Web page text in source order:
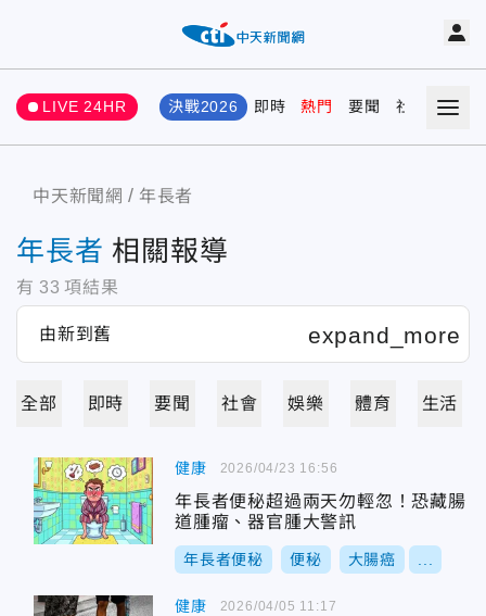
LIVE 24HR 決戰2026 即時 熱門 要聞 社會 娛樂
中天新聞網 年長者
年長者 相關報導
有 33 項結果
全部 即時 要聞 社會 娛樂 體育 生活
健康
年長者便秘超過兩天勿輕忽！恐藏腸
道腫瘤、器官腫大警訊
年長者便秘 便秘 大腸癌
2026/04/23 16:56
健康 2026/04/05 11:17